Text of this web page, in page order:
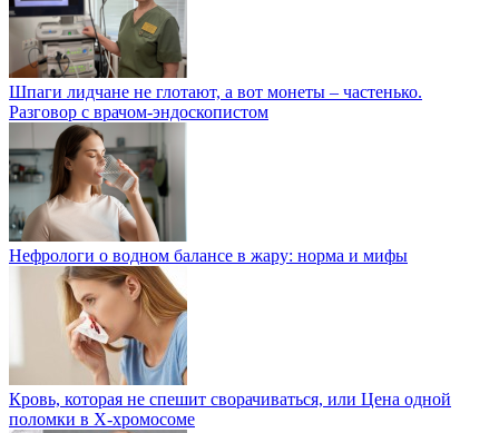
Шпаги лидчане не глотают, а вот монеты – частенько.
Разговор с врачом-эндоскопистом
Нефрологи о водном балансе в жару: норма и мифы
Кровь, которая не спешит сворачиваться, или Цена одной
поломки в Х-хромосоме